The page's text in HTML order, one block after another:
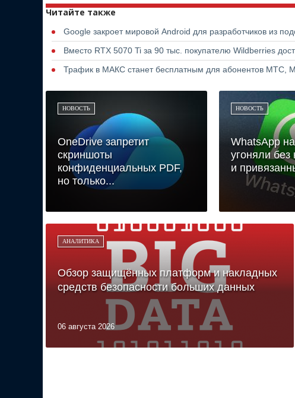
Читайте также
Google закроет мировой Android для разработчиков из
Вместо RTX 5070 Ti за 90 тыс. покупателю Wildberries
Трафик в МАКС станет бесплатным для абонентов МТС,
НОВОСТЬ
OneDrive запретит
скриншоты
конфиденциальных PDF,
но только...
НОВОСТЬ
WhatsApp
угоняли без
и
АНАЛИТИКА
Обзор защищённых платформ и накладных
средств безопасности больших данных
06 августа 2026